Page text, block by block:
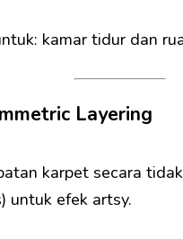
kamar tidur dan
Layering
karpet secara
untuk efek artsy.